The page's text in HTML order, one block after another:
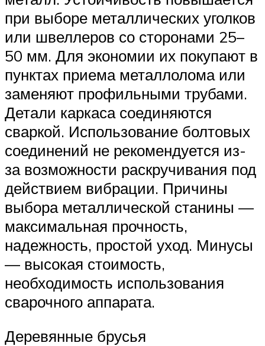
при выборе металлических уголков
или швеллеров со сторонами 25–
50 мм. Для экономии их покупают в
пунктах приема металлолома или
заменяют профильными трубами.
Детали каркаса соединяются
сваркой. Использование болтовых
соединений не рекомендуется из-
за возможности раскручивания под
действием вибрации. Причины
выбора металлической станины —
максимальная прочность,
надежность, простой уход. Минусы
— высокая стоимость,
необходимость использования
сварочного аппарата.
Деревянные брусья